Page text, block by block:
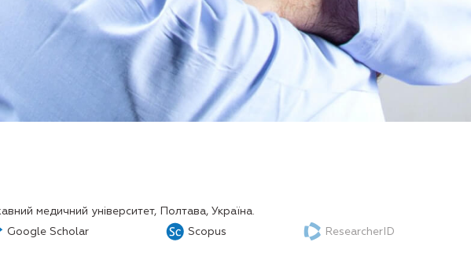
медичний університет, Полтава, Україна.
Google Scholar Scopus ResearcherID